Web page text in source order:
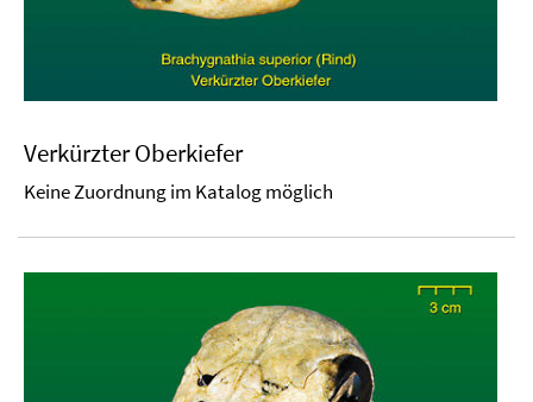
Verkürzter Oberkiefer
Keine Zuordnung im Katalog möglich